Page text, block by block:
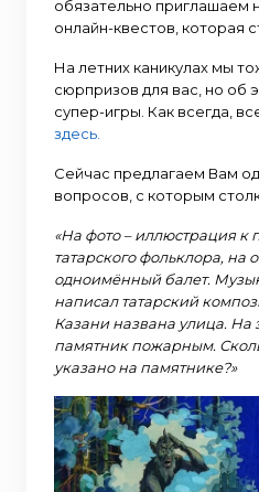
обязательно
онлайн-квестов, которая
На летних каникулах мы
сюрпризов для вас, но об
супер-игры. Как всегда,
здесь.
Сейчас предлагаем Вам
вопросов, с которым
«На фото – иллюстрация к
татарского фольклора, на
одноимённый балет.
написал татарский
Казани названа улица. На
памятник пожарным.
указано на памятнике?»